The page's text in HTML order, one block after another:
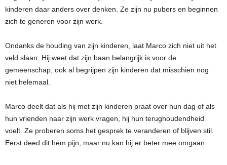
kinderen daar anders over denken. Ze zijn nu pubers en beginnen
zich te generen voor zijn werk.
Ondanks de houding van zijn kinderen, laat Marco zich niet uit het
veld slaan. Hij weet dat zijn baan belangrijk is voor de
gemeenschap, ook al begrijpen zijn kinderen dat misschien nog
niet helemaal.
Marco deelt dat als hij met zijn kinderen praat over hun dag of als
hun vrienden naar zijn werk vragen, hij hun terughoudendheid
voelt. Ze proberen soms het gesprek te veranderen of blijven stil.
Eerst deed dit hem pijn, maar nu kan hij er beter mee omgaan.